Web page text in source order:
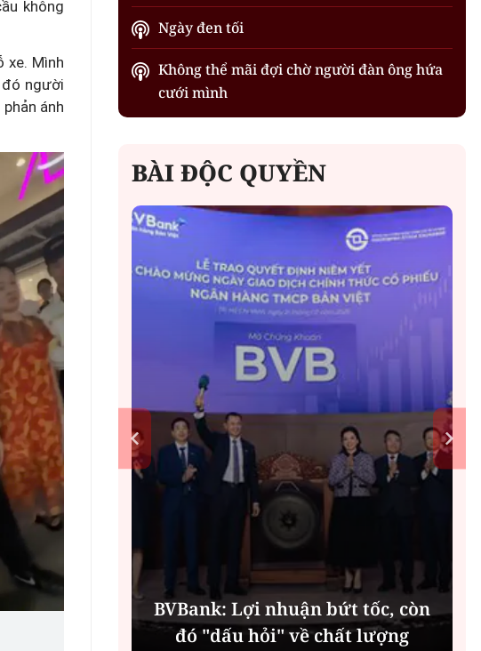
không
xe. Mình
người
ánh
Ngày đen tối
Không thể mãi đợi chờ người đàn ông hứa
cưới mình
BÀI ĐỘC QUYỀN
toán,
chủ ví
BVBank: Lợi nhuận bứt tốc, còn
đó "dấu hỏi" về chất lượng